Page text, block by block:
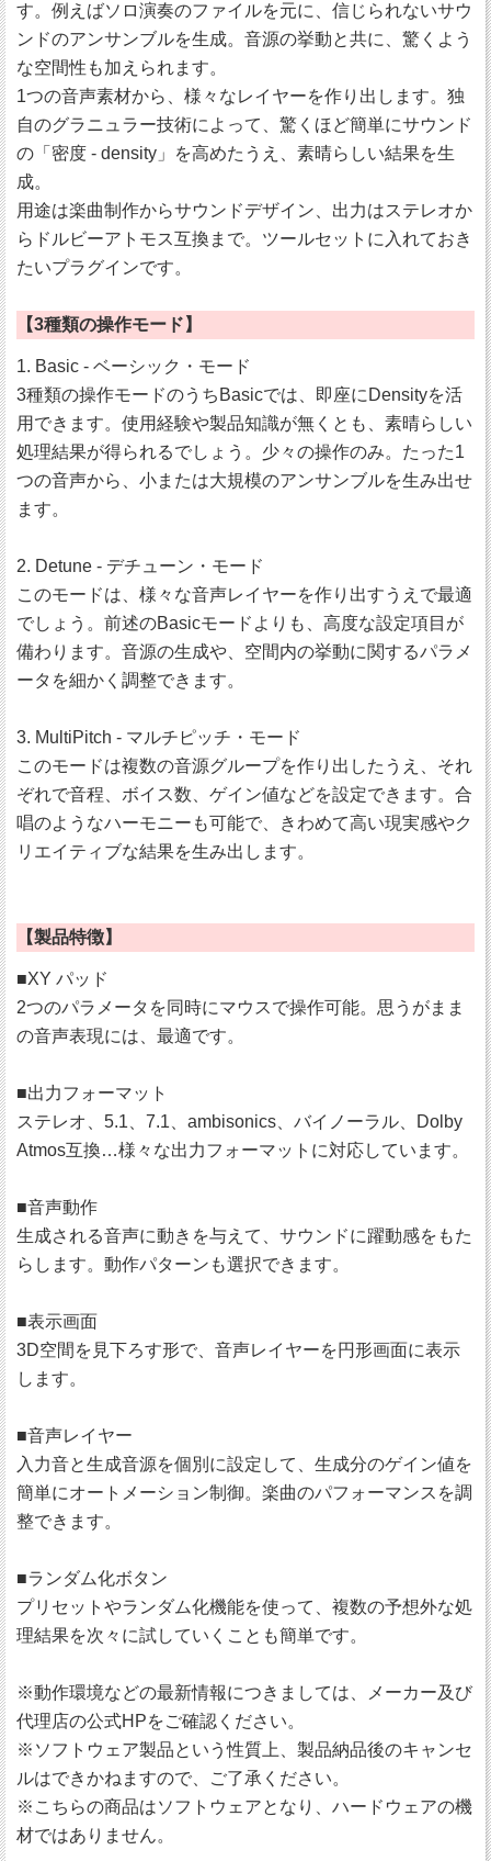
す。例えばソロ演奏のファイルを元に、信じられないサウ
ンドのアンサンブルを生成。音源の挙動と共に、驚くよう
な空間性も加えられます。
1つの音声素材から、様々なレイヤーを作り出します。独
自のグラニュラー技術によって、驚くほど簡単にサウンド
の「密度 - density」を高めたうえ、素晴らしい結果を生
成。
用途は楽曲制作からサウンドデザイン、出力はステレオか
らドルビーアトモス互換まで。ツールセットに入れておき
たいプラグインです。
【3種類の操作モード】
1. Basic - ベーシック・モード
3種類の操作モードのうちBasicでは、即座にDensityを活
用できます。使用経験や製品知識が無くとも、素晴らしい
処理結果が得られるでしょう。少々の操作のみ。たった1
つの音声から、小または大規模のアンサンブルを生み出せ
ます。
2. Detune - デチューン・モード
このモードは、様々な音声レイヤーを作り出すうえで最適
でしょう。前述のBasicモードよりも、高度な設定項目が
備わります。音源の生成や、空間内の挙動に関するパラメ
ータを細かく調整できます。
3. MultiPitch - マルチピッチ・モード
このモードは複数の音源グループを作り出したうえ、それ
ぞれで音程、ボイス数、ゲイン値などを設定できます。合
唱のようなハーモニーも可能で、きわめて高い現実感やク
リエイティブな結果を生み出します。
【製品特徴】
■XY パッド
2つのパラメータを同時にマウスで操作可能。思うがまま
の音声表現には、最適です。
■出力フォーマット
ステレオ、5.1、7.1、ambisonics、バイノーラル、Dolby
Atmos互換…様々な出力フォーマットに対応しています。
■音声動作
生成される音声に動きを与えて、サウンドに躍動感をもた
らします。動作パターンも選択できます。
■表示画面
3D空間を見下ろす形で、音声レイヤーを円形画面に表示
します。
■音声レイヤー
入力音と生成音源を個別に設定して、生成分のゲイン値を
簡単にオートメーション制御。楽曲のパフォーマンスを調
整できます。
■ランダム化ボタン
プリセットやランダム化機能を使って、複数の予想外な処
理結果を次々に試していくことも簡単です。
※動作環境などの最新情報につきましては、メーカー及び
代理店の公式HPをご確認ください。
※ソフトウェア製品という性質上、製品納品後のキャンセ
ルはできかねますので、ご了承ください。
※こちらの商品はソフトウェアとなり、ハードウェアの機
材ではありません。